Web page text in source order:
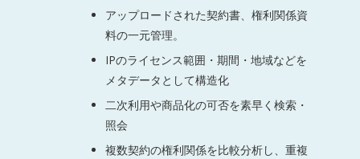
アップロードされた契約書、権利関係資
料の一元管理。
IPのライセンス範囲・期間・地域などを
メタデータとして構造化
二次利用や商品化の可否を素早く検索・
照会
複数契約の権利関係を比較分析し、重複